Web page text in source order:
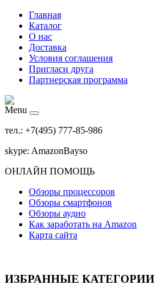
Главная
Каталог
О нас
Доставка
Условия соглашения
Пригласи друга
Партнерская программа
Menu
тел.: +7(495) 777-85-986
skype: AmazonBayso
ОНЛАЙН ПОМОЩЬ
Обзоры процессоров
Обзоры смартфонов
Обзоры аудио
Как заработать на Amazon
Карта сайта
ИЗБРАННЫЕ КАТЕГОРИИ